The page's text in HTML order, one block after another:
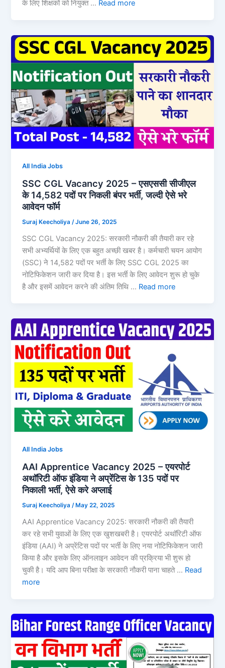
के लिए शिक्षकों को नियुक्त … Read more
All India Jobs
SSC CGL Vacancy 2025 – एसएससी सीजीएल
के 14,582 पदों पर निकली बंपर भर्ती, जल्दी ऐसे भरे
आवेदन फॉर्म
Suraj Keecholiya /June 26, 2025
SSC CGL Vacancy 2025: सरकारी नौकरी की तैयारी कर रहे
सभी अभ्यर्थियों के लिए एक बहुत अच्छी खबर है। कर्मचारी चयन आयोग
(SSC) ने 14,582 पदों पर भर्ती के लिए SSC CGL 2025 का
नोटिफिकेशन जारी कर दिया है। इस भर्ती के लिए आवेदन शुरू हो चुके
है और इसमें आवेदन करने की अंतिम तिथि … Read more
All India Jobs
AAI Apprentice Vacancy 2025 – एयरपोर्ट
अथॉरिटी ऑफ इंडिया ने अप्रेंटिस के 135 पदों पर
निकाली भर्ती, ऐसे करे अप्लाई
Suraj Keecholiya/May 22, 2025
AAI Apprentice Vacancy 2025: सरकारी नौकरी की तैयारी
कर रहे सभी युवाओं के लिए एक खुशखबरी है। एयरपोर्ट अथॉरिटी ऑफ
इंडिया (AAI) ने अप्रेंटिस पदों पर भर्ती के लिए नया नोटिफिकेशन जारी
किया है और इसके लिए ऑनलाइन आवेदन की प्रक्रिया भी शुरू हो
चुकी है। यदि आप बिना परीक्षा के सरकारी नौकरी पाना चाहते … Read
more